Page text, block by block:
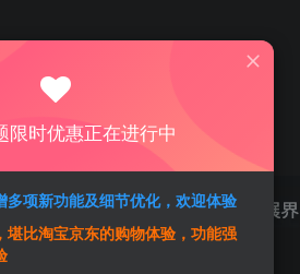
限时优惠正在进行中
多项新功能及细节优化，欢迎体验
堪比淘宝京东的购物体验，功能强